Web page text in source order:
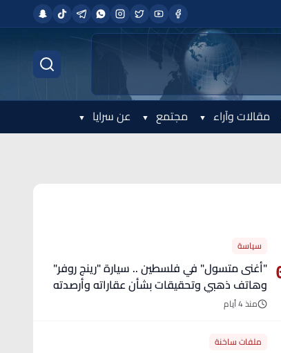
مقالات وآراء مجتمع عن سرايا
سياسة
"أغنى متسول" في فلسطين .. سيارة "رينج روفر"
وهاتف ذهبي وتحقيقات بشأن عقاراته وأرصدته
منذ 4 أيام
ملفات ساخنة